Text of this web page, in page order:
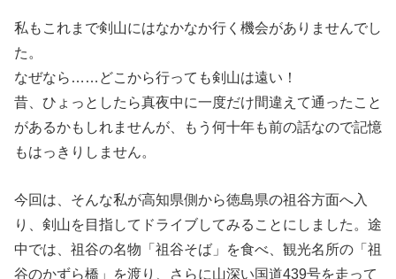
私もこれまで剣山にはなかなか行く機会がありませんでし
た。
なぜなら……どこから行っても剣山は遠い！
昔、ひょっとしたら真夜中に一度だけ間違えて通ったこと
があるかもしれませんが、もう何十年も前の話なので記憶
もはっきりしません。
今回は、そんな私が高知県側から徳島県の祖谷方面へ入
り、剣山を目指してドライブしてみることにしました。途
中では、祖谷の名物「祖谷そば」を食べ、観光名所の「祖
谷のかずら橋」を渡り、さらに山深い国道439号を走って